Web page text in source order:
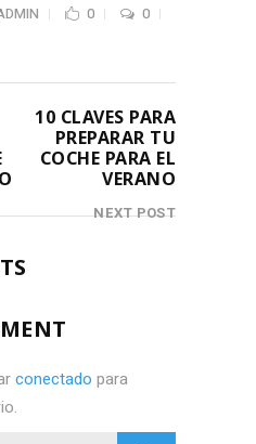
0 0
10 CLAVES PARA
PREPARAR TU
COCHE PARA EL
VERANO
NEXT POST
conectado para